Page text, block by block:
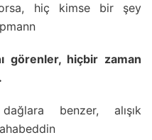
hiç kimse bir şey
görenler, hiçbir zaman
benzer, alışık